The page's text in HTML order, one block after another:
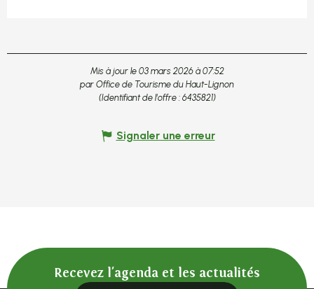
Mis à jour le 03 mars 2026 à 07:52
par Office de Tourisme du Haut-Lignon
(Identifiant de l'offre : 6435821)
Signaler une erreur
Recevez l'agenda et les actualités